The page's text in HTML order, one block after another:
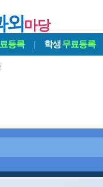
외마당
등록 | 학생무료등록